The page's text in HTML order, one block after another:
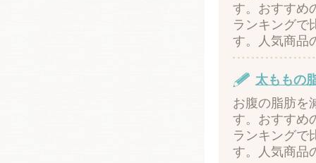
す。おすすめ
ランキングで
す。人気商品
太ももの
お腹の脂肪を
す。おすすめ
ランキングで
す。人気商品